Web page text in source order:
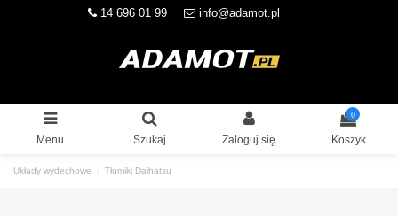
14 696 01 99 info@adamot.pl
Menu Szukaj Zaloguj się
0
Koszyk
Układy wydechowe Tłumiki Daihatsu